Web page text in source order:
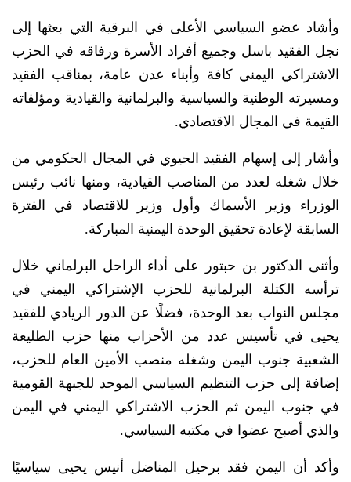
وأشاد عضو السياسي الأعلى في البرقية التي بعثها إلى
نجل الفقيد باسل وجميع أفراد الأسرة ورفاقه في الحزب
الاشتراكي اليمني كافة وأبناء عدن عامة، بمناقب الفقيد
ومسيرته الوطنية والسياسية والبرلمانية والقيادية ومؤلفاته
القيمة في المجال الاقتصادي.
وأشار إلى إسهام الفقيد الحيوي في المجال الحكومي من
خلال شغله لعدد من المناصب القيادية، ومنها نائب رئيس
الوزراء وزير الأسماك وأول وزير للاقتصاد في الفترة
السابقة لإعادة تحقيق الوحدة اليمنية المباركة.
وأثنى الدكتور بن حبتور على أداء الراحل البرلماني خلال
ترأسه الكتلة البرلمانية للحزب الإشتراكي اليمني في
مجلس النواب بعد الوحدة، فضلًا عن الدور الريادي للفقيد
يحيى في تأسيس عدد من الأحزاب منها حزب الطليعة
الشعبية جنوب اليمن وشغله منصب الأمين العام للحزب،
إضافة إلى حزب التنظيم السياسي الموحد للجبهة القومية
في جنوب اليمن ثم الحزب الاشتراكي اليمني في اليمن
والذي أصبح عضوا في مكتبه السياسي.
وأكد أن اليمن فقد برحيل المناضل أنيس يحيى سياسيًا